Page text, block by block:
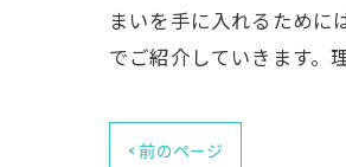
まいを手に入れるために
でご紹介していきます。
< 前のページ